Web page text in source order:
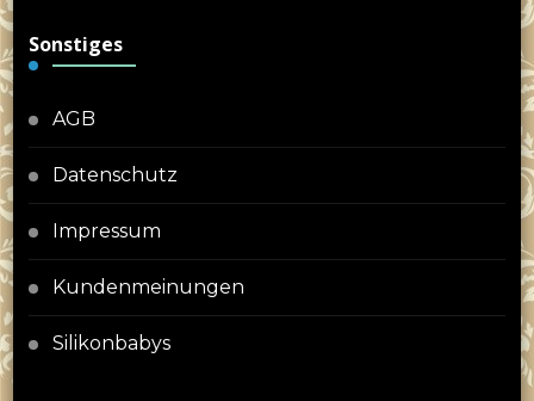
Sonstiges
AGB
Datenschutz
Impressum
Kundenmeinungen
Silikonbabys